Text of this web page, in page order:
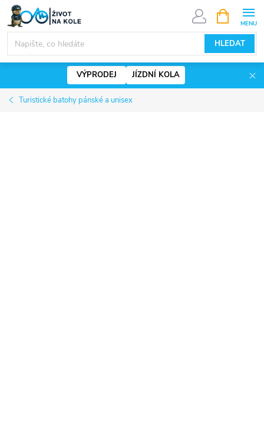
Přejít
obsah
HLEDAT
NÁKUPNÍ
KOŠÍK
VÝPRODEJ JÍZDNÍ KOLA
Turistické batohy pánské a unisex
www.zivotnakole.eu - Chat